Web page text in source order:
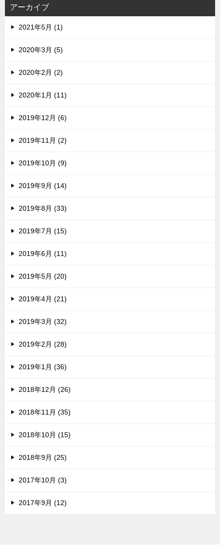
ス
アーカイブ
2021年5月 (1)
2020年3月 (5)
2020年2月 (2)
2020年1月 (11)
2019年12月 (6)
2019年11月 (2)
2019年10月 (9)
2019年9月 (14)
2019年8月 (33)
2019年7月 (15)
2019年6月 (11)
2019年5月 (20)
2019年4月 (21)
2019年3月 (32)
2019年2月 (28)
2019年1月 (36)
2018年12月 (26)
2018年11月 (35)
2018年10月 (15)
2018年9月 (25)
2017年10月 (3)
2017年9月 (12)